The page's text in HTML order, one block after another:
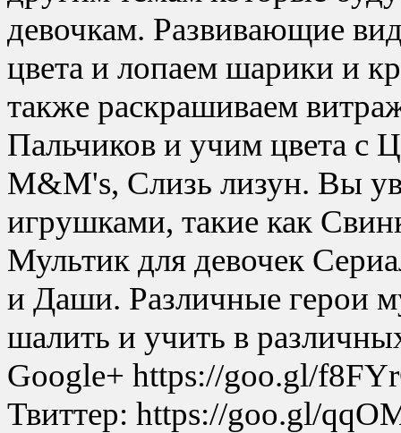
девочкам. Развивающие
цвета и лопаем шарики и
также раскрашиваем
Пальчиков и учим цвета
M&M's, Слизь лизун. Вы
игрушками, такие как
Мультик для девочек
и Даши. Различные герои
шалить и учить в
Google+ https://goo.gl/
Твиттер: https://goo.gl/